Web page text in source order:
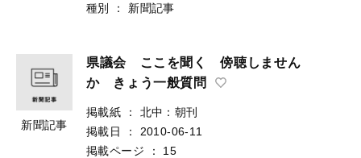
種別
： 新聞記事
新聞記事
県議会 ここを聞く 傍聴しません
か きょう一般質問
掲載紙 ：
北中：朝刊
掲載日
：
2010-06-11
掲載ページ
：
15